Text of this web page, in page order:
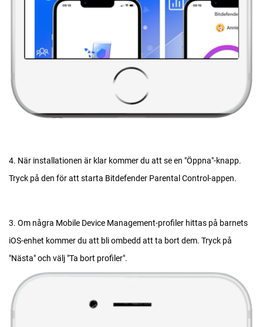
4. När installationen är klar kommer du att se en "Öppna"-knapp.
Tryck på den för att starta Bitdefender Parental Control-appen.
3. Om några Mobile Device Management-profiler hittas på barnets
iOS-enhet kommer du att bli ombedd att ta bort dem. Tryck på
"Nästa" och välj "Ta bort profiler".